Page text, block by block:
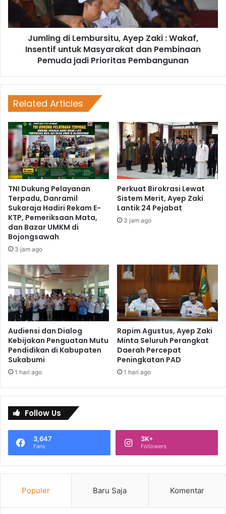
Jumling di Lembursitu, Ayep Zaki : Wakaf,
Insentif untuk Masyarakat dan Pembinaan
Pemuda jadi Prioritas Pembangunan
Related Articles
TNI Dukung Pelayanan
Terpadu, Danramil
Sukaraja Hadiri Rekam E-
KTP, Pemeriksaan Mata,
dan Bazar UMKM di
Bojongsawah
3 jam ago
Perkuat Birokrasi Lewat
Sistem Merit, Ayep Zaki
Lantik 24 Pejabat
3 jam ago
Audiensi dan Dialog
Kebijakan Penguatan Mutu
Pendidikan di Kabupaten
Sukabumi
1 hari ago
Rapim Agustus, Ayep Zaki
Minta Seluruh Perangkat
Daerah Percepat
Peningkatan PAD
1 hari ago
Follow Us
3,647
Fans
3K+
Followers
Populer Baru Saja Komentar